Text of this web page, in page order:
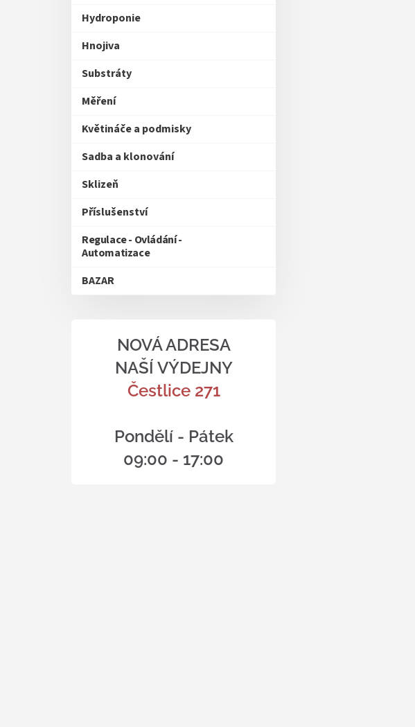
Hydroponie
Hnojiva
Substráty
Měření
Květináče a podmisky
Sadba a klonování
Sklizeň
Příslušenství
Regulace - Ovládání -
Automatizace
BAZAR
NOVÁ ADRESA
NAŠÍ VÝDEJNY
Čestlice 271
Pondělí - Pátek
09:00 - 17:00